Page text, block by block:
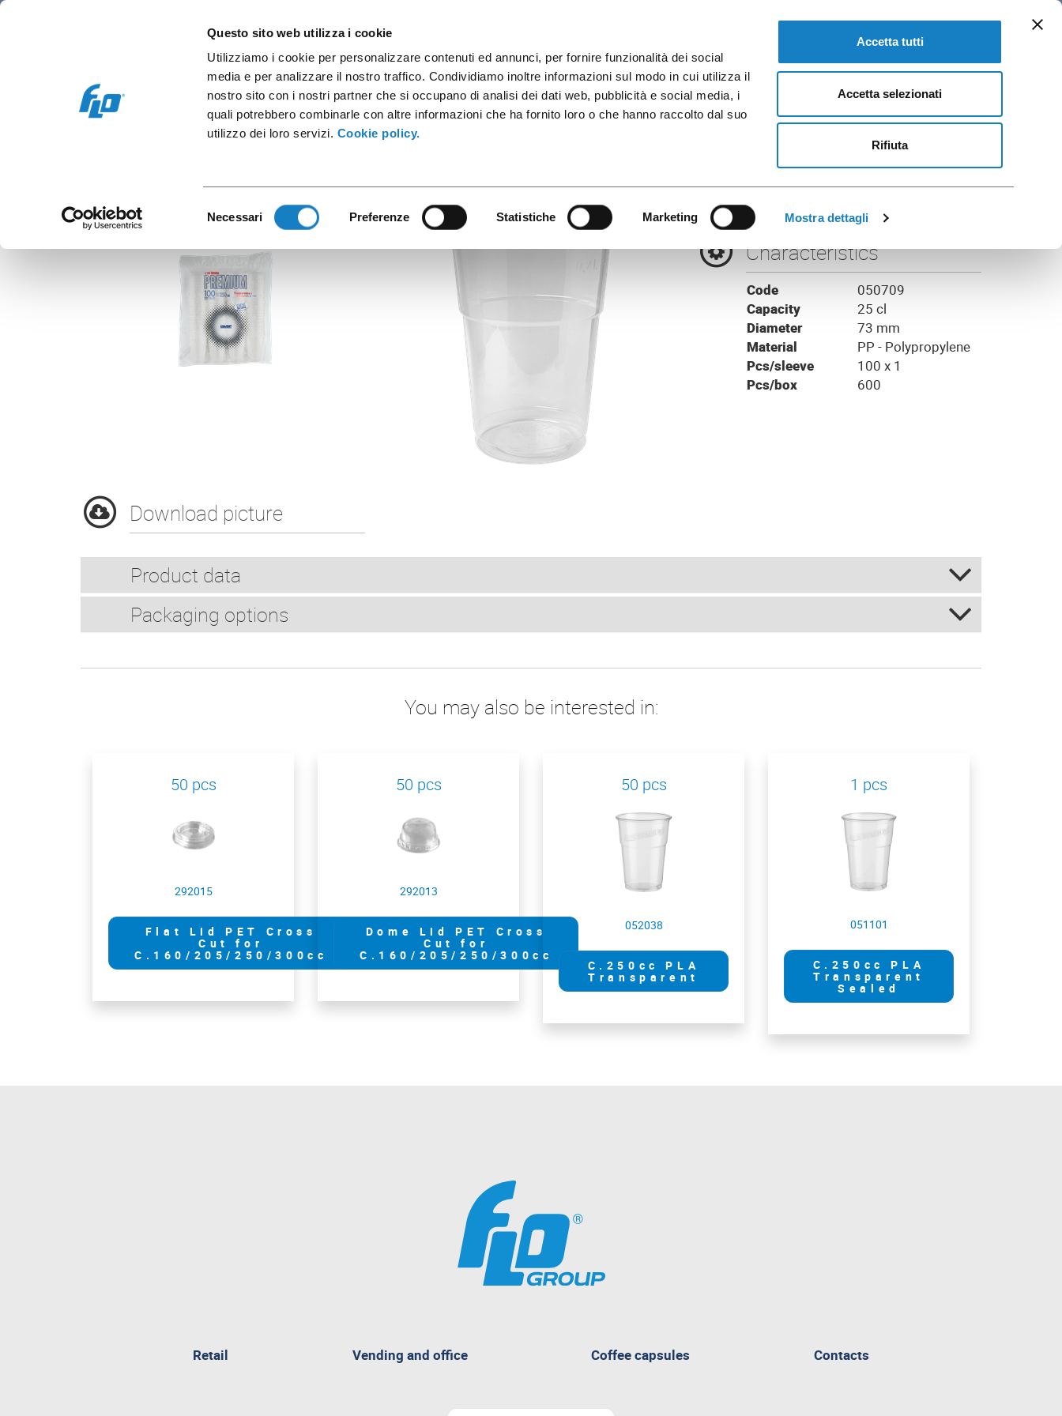
Questo sito web utilizza i cookie
Utilizziamo i cookie per personalizzare contenuti ed annunci, per fornire funzionalità dei social
media e per analizzare il nostro traffico. Condividiamo inoltre informazioni sul modo in cui utilizza il
nostro sito con i nostri partner che si occupano di analisi dei dati web, pubblicità e social media, i
quali potrebbero combinarle con altre informazioni che ha fornito loro o che hanno raccolto dal suo
utilizzo dei loro servizi. Cookie policy.
Necessari Preferenze Statistiche Marketing Mostra dettagli
Accetta tutti
Accetta selezionati
Rifiuta
Vending and office Coffee capsules EN
Premium
C.250cc PP C+C Super Transparent
Characteristics
Code
050709
Capacity
25 cl
Diameter
73 mm
Material
PP - Polypropylene
Pcs/sleeve
100 x 1
Pcs/box
600
Download picture
Product data
Packaging options
You may also be interested in:
50 pcs
292015
Flat Lid PET Cross
Cut for
C.160/205/250/300cc
50 pcs
292013
Dome Lid PET Cross
Cut for
C.160/205/250/300cc
50 pcs
052038
C.250cc PLA
Transparent
1 pcs
051101
C.250cc PLA
Transparent
Sealed
Retailpagina
Vending and office Coffee capsules Contacts